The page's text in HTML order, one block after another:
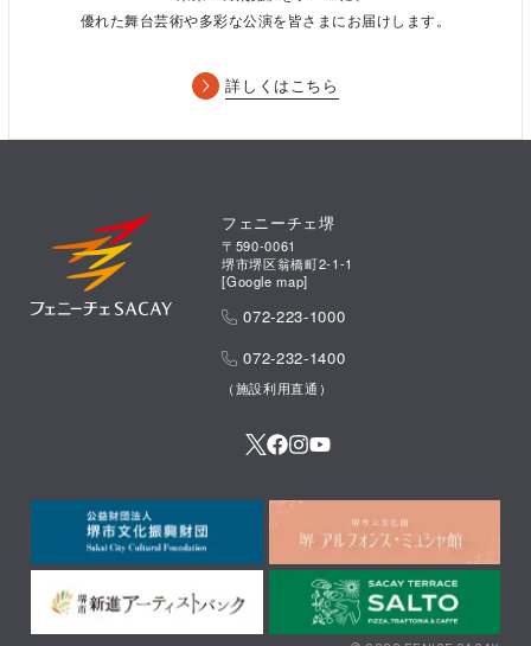
優れた舞台芸術や多彩な公演を皆さまにお届けします。
詳しくはこちら
フェニーチェ堺
〒590-0061
堺市堺区翁橋町2-1-1
[Google map]
072-223-1000
072-232-1400
（施設利用直通）